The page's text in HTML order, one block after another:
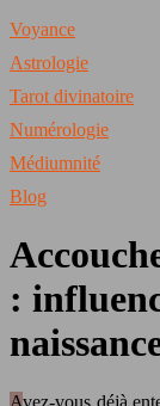
Voyance
Astrologie
Tarot divinatoire
Numérologie
Médiumnité
Blog
:
Avez-vous déjà entendu l’affirmation selon laquelle la nouvelle lune